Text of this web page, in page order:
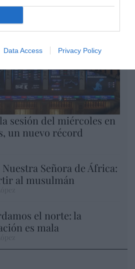
Data Access Privacy Policy
sesión del miércoles en
un nuevo récord
Nuestra Señora de África:
al musulmán
el norte: la
es mala